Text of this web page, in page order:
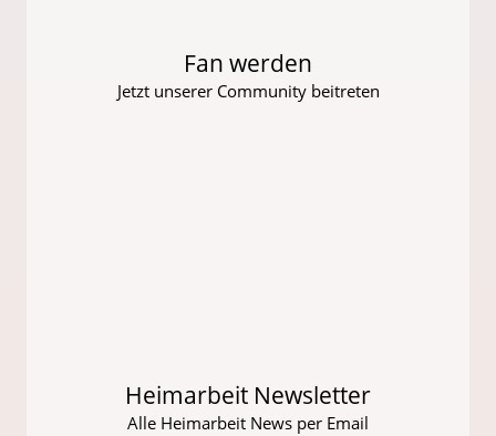
Fan werden
Jetzt unserer Community beitreten
Heimarbeit Newsletter
Alle Heimarbeit News per Email